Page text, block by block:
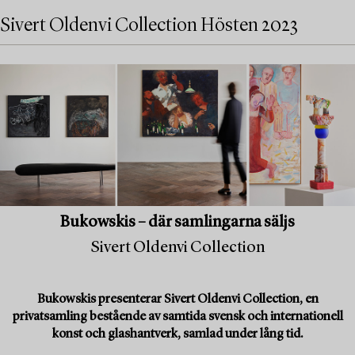
Sivert Oldenvi Collection Hösten 2023
Bukowskis – där samlingarna säljs
Sivert Oldenvi Collection
Bukowskis presenterar Sivert Oldenvi Collection, en
privatsamling bestående av samtida svensk och internationell
konst och glashantverk, samlad under lång tid.